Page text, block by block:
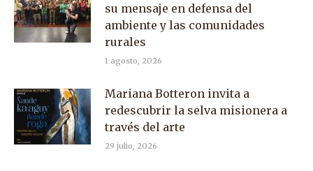
su mensaje en defensa del
ambiente y las comunidades
rurales
1 agosto, 2026
Mariana Botteron invita a
redescubrir la selva misionera a
través del arte
29 julio, 2026